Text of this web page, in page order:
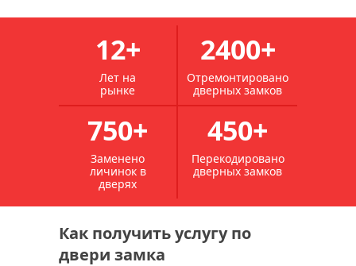
12+
Лет на
рынке
2400+
Отремонтировано
дверных замков
750+
Заменено
личинок в
дверях
450+
Перекодировано
дверных замков
Как получить услугу по
двери замка